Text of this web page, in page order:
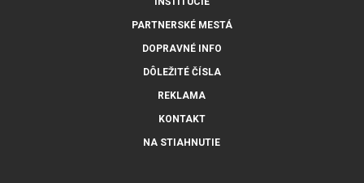
PARTNERSKÉ MESTÁ
DOPRAVNÉ INFO
DÔLEŽITÉ ČÍSLA
REKLAMA
KONTAKT
NA STIAHNUTIE